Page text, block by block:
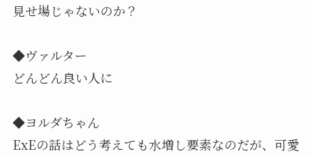
見せ場じゃないのか？
◆ヴァルター
どんどん良い人に
◆ヨルダちゃん
ExEの話はどう考えても水増し要素なのだが、可愛